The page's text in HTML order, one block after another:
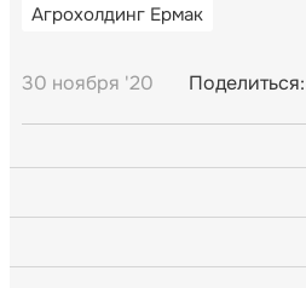
Агрохолдинг Ермак
30 ноября '20 Поделиться: